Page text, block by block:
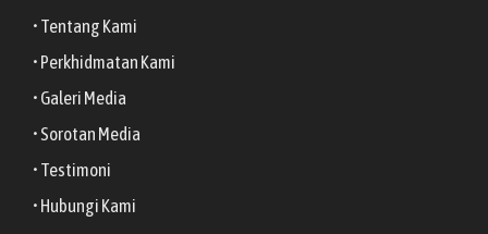
• Tentang Kami
• Perkhidmatan Kami
• Galeri Media
• Sorotan Media
• Testimoni
• Hubungi Kami